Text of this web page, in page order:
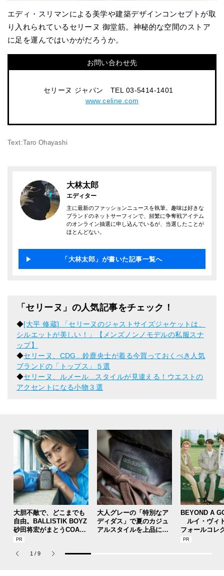
エディ・スリマンによる美学や建築デザインコンセプトが取
り入れられているセリーヌ 御堂筋。神秘的な空間のストア
に足を運んではいかがだろうか。
お問い合わせ先
セリーヌ ジャパン TEL 03-5414-1401
www.celine.com
Text:Taro Ohayashi
大林太郎
エディター
主に最新のファッションニュースを執筆。趣味は好きな
ブランドのネットサーフィンで、頻繁に争奪戦アイテム
のオンライン抽選に申し込んでいるが、当選したことが
ほとんどない。
「大林太郎」が書いた記事一覧へ
「セリーヌ」の人気記事をチェック！
◆[大平 修蔵] 「セリーヌのジャストサイズジャケットは、
シルエットが美しい！」【メンズノンノモデルの私服スナ
ップ】
◆セリーヌ、CDG...鈴鹿央士が着る今買っておくべき人気
ブランドの「トップス」５選
◆セリーヌ、ルメール...スタイルが見違える！ウエストの
アクセントになる小物３選
大胆不敵で、どこまでも
自由。BALLISTIK BOYZ
砂田将宏がまとうCOACH
の新作フレグランス「コ
パルファム」
大人グレーの「特別なア
ディダス」で夏のカジュ
アルスタイルを上品に！
BEYOND A
ルイ・ヴィ
フォールコレ
描くプレッピ
1 / 9